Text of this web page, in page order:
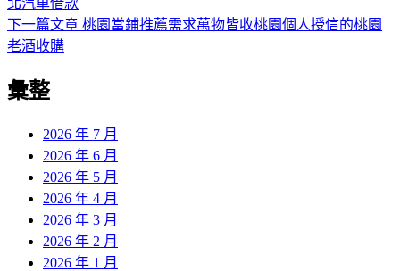
章
導
覽
篇
下一篇文章 下
桃園當鋪推薦需求萬物皆收桃園個人授信的桃園
老酒收購
彙整
2026 年 7 月
2026 年 6 月
2026 年 5 月
2026 年 4 月
2026 年 3 月
2026 年 2 月
2026 年 1 月